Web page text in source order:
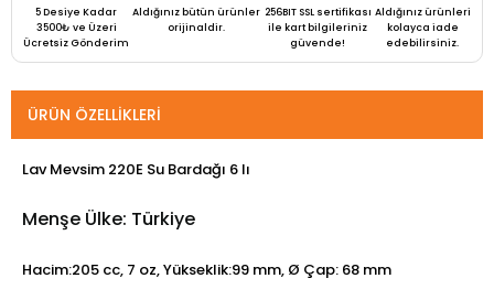
5 Desiye Kadar
3500₺ ve Üzeri
Ücretsiz Gönderim
Aldığınız bütün ürünler
orijinaldir.
256BIT SSL sertifikası
ile kart bilgileriniz
güvende!
Aldığınız ürünleri
kolayca iade
edebilirsiniz.
ÜRÜN ÖZELLIKLERI
Lav Mevsim 220E Su Bardağı 6 lı
Menşe Ülke: Türkiye
Hacim:205 cc, 7 oz, Yükseklik:99 mm, Ø Çap: 68 mm